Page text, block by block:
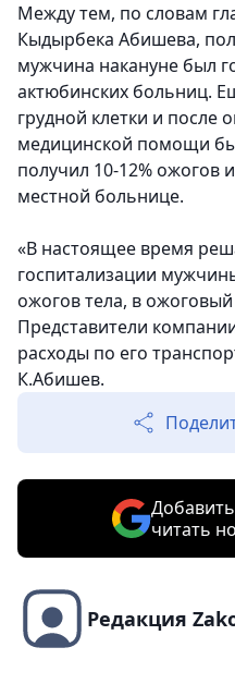
Между тем, по словам
Кыдырбека Абишева,
мужчина накануне был
актюбинских больниц.
грудной клетки и после
медицинской помощи
получил 10-12% ожогов
местной больнице.
«В настоящее время
госпитализации
ожогов тела, в
Представители
расходы по его
К.Абишев.
читать
Редакция